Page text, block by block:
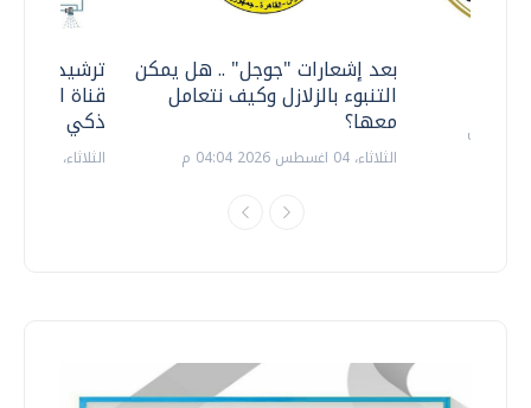
ترشيدا
قناة
ذكي
الثلاثاء، 14 يوليو 2026 06:11 م
بعد إشعارات "جوجل" .. هل يمكن
التنبوء بالزلازل وكيف نتعامل
معها؟
الثلاثاء، 04 اغسطس 2026 04:04 م